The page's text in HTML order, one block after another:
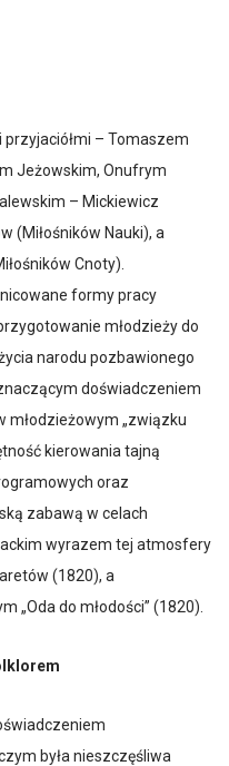
– Tomaszem
Jeżowskim, Onufrym
– Mickiewicz
(Miłośników Nauki), a
Cnoty).
formy pracy
młodzieży do
narodu pozbawionego
doświadczeniem
młodzieżowym „związku
kierowania tajną
oraz
zabawą w celach
wyrazem tej atmosfery
(1820), a
„Oda do młodości” (1820).
była nieszczęśliwa